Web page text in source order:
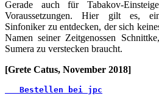
Gerade auch für Tabakov-
Voraussetzungen. Hier gilt es,
Sinfoniker zu entdecken, der sich
Namen seiner Zeitgenossen
Sumera zu verstecken braucht.
[Grete Catus, November 2018]
Bestellen bei jpc